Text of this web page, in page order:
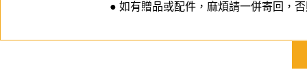
● 如有贈品或配件，麻煩請一併寄回，